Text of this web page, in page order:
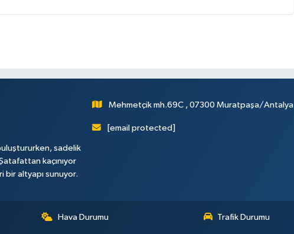
sadelik
kaçınıyor
bir altyapı sunuyor.
Mehmetçik mh.69C , 07300 Muratpaşa/Antalya
[email protected]
Hava Durumu Trafik Durumu